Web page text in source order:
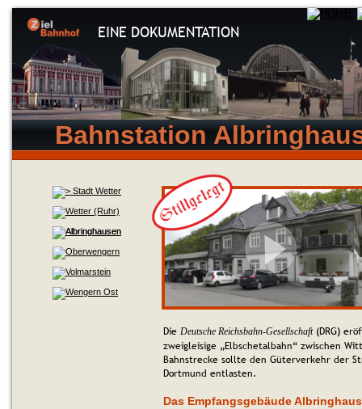
EINE DOKUMENTATION
Bahnstation
Die Deutsche Reichsbahn-Gesellschaft (DRG)
zweigleisige „Elbschetalbahn“ zwischen
Bahnstrecke sollte den Güterverkehr der
Dortmund entlasten.
Das Empfangsgebäude